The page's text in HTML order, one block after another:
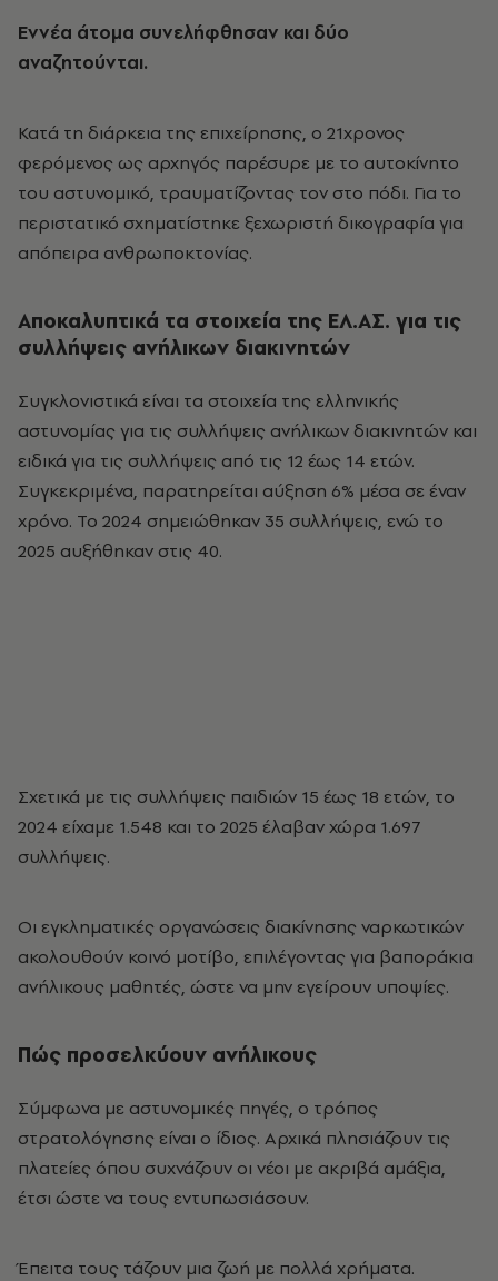
Εννέα άτομα συνελήφθησαν και δύο
αναζητούνται.
Κατά τη διάρκεια της επιχείρησης, ο 21χρονος
φερόμενος ως αρχηγός παρέσυρε με το αυτοκίνητο
του αστυνομικό, τραυματίζοντας τον στο πόδι. Για το
περιστατικό σχηματίστηκε ξεχωριστή δικογραφία για
απόπειρα ανθρωποκτονίας.
Αποκαλυπτικά τα στοιχεία της ΕΛ.ΑΣ. για τις
συλλήψεις ανήλικων διακινητών
Συγκλονιστικά είναι τα στοιχεία της ελληνικής
αστυνομίας για τις συλλήψεις ανήλικων διακινητών και
ειδικά για τις συλλήψεις από τις 12 έως 14 ετών.
Συγκεκριμένα, παρατηρείται αύξηση 6% μέσα σε έναν
χρόνο. Το 2024 σημειώθηκαν 35 συλλήψεις, ενώ το
2025 αυξήθηκαν στις 40.
Σχετικά με τις συλλήψεις παιδιών 15 έως 18 ετών, το
2024 είχαμε 1.548 και το 2025 έλαβαν χώρα 1.697
συλλήψεις.
Οι εγκληματικές οργανώσεις διακίνησης ναρκωτικών
ακολουθούν κοινό μοτίβο, επιλέγοντας για βαποράκια
ανήλικους μαθητές, ώστε να μην εγείρουν υποψίες.
Πώς προσελκύουν ανήλικους
Σύμφωνα με αστυνομικές πηγές, ο τρόπος
στρατολόγησης είναι ο ίδιος. Αρχικά πλησιάζουν τις
πλατείες όπου συχνάζουν οι νέοι με ακριβά αμάξια,
έτσι ώστε να τους εντυπωσιάσουν.
Έπειτα τους τάζουν μια ζωή με πολλά χρήματα.